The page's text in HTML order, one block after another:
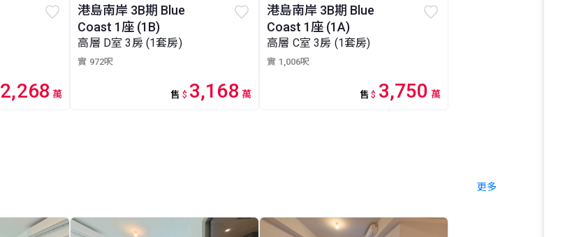
2,268 萬
港島南岸 3B期 Blue
Coast 1座 (1B)
高層 D室 3房 (1套房)
實 972呎
售 $ 3,168 萬
港島南岸 3B期 Blue
Coast 1座 (1A)
高層 C室 3房 (1套房)
實 1,006呎
售 $ 3,750 萬
更多